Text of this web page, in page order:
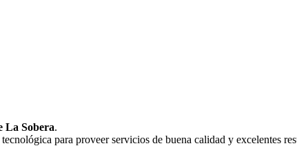
La Sobera.
para proveer servicios de buena calidad y excelentes